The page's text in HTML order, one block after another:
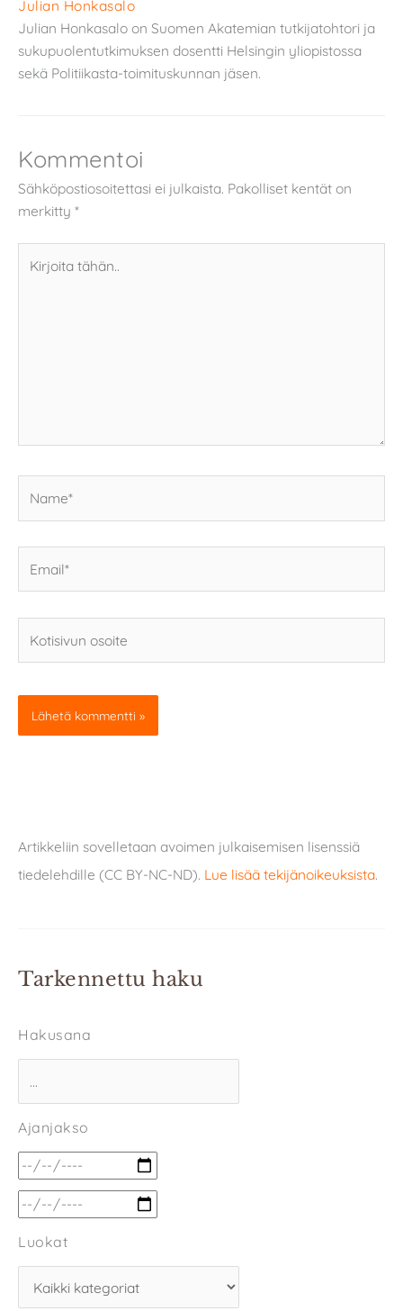
Julian Honkasalo
Julian Honkasalo on Suomen Akatemian tutkijatohtori ja
sukupuolentutkimuksen dosentti Helsingin yliopistossa
sekä Politiikasta-toimituskunnan jäsen.
Kommentoi
Sähköpostiosoitettasi ei julkaista. Pakolliset kentät on
merkitty *
tähän..
osoite
Artikkeliin sovelletaan avoimen julkaisemisen lisenssiä
tiedelehdille (CC BY-NC-ND). Lue lisää tekijänoikeuksista.
Tarkennettu haku
Hakusana
Ajanjakso
Luokat